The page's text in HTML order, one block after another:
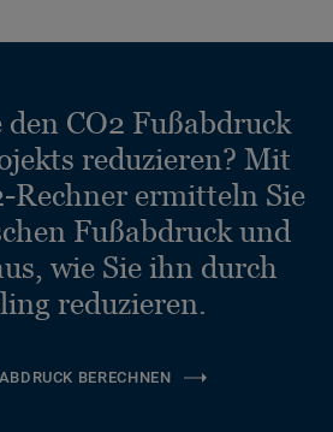
CO2 Fußabdruck
reduzieren? Mit
Rechner ermitteln Sie
Fußabdruck und
wie Sie ihn durch
reduzieren.
BERECHNEN